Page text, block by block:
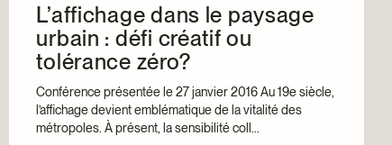
L’affichage dans le paysage
urbain : défi créatif ou
tolérance zéro?
Conférence présentée le 27 janvier 2016 Au 19e siècle,
l’affichage devient emblématique de la vitalité des
métropoles. À présent, la sensibilité coll...